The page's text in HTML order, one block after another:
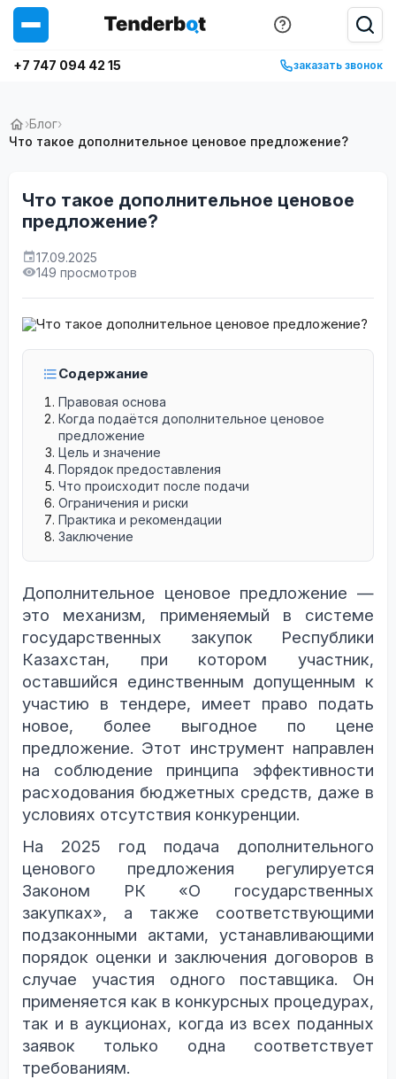
+7 747 094 42 15 заказать звонок
›Блог›
Что такое дополнительное ценовое предложение?
Что такое дополнительное ценовое
предложение?
17.09.2025
149 просмотров
Содержание
Правовая основа
Когда подаётся дополнительное ценовое
предложение
Цель и значение
Порядок предоставления
Что происходит после подачи
Ограничения и риски
Практика и рекомендации
Заключение
Дополнительное ценовое предложение —
это механизм, применяемый в системе
государственных закупок Республики
Казахстан, при котором участник,
оставшийся единственным допущенным к
участию в тендере, имеет право подать
новое, более выгодное по цене
предложение. Этот инструмент направлен
на соблюдение принципа эффективности
расходования бюджетных средств, даже в
условиях отсутствия конкуренции.
На 2025 год подача дополнительного
ценового предложения регулируется
Законом РК «О государственных
закупках», а также соответствующими
подзаконными актами, устанавливающими
порядок оценки и заключения договоров в
случае участия одного поставщика. Он
применяется как в конкурсных процедурах,
так и в аукционах, когда из всех поданных
заявок только одна соответствует
требованиям.